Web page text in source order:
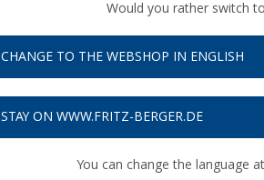
Would you rather switch
CHANGE TO THE WEBSHOP IN ENGLISH
STAY ON WWW.FRITZ-BERGER.DE
You can change the language